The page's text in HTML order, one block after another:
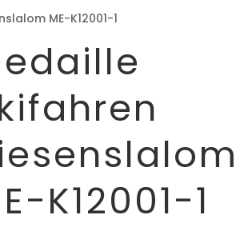
ME-K12001-1
K12001-1